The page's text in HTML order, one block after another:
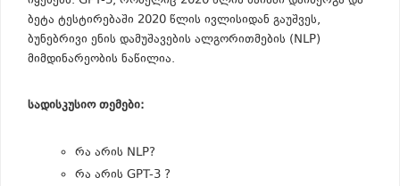
ბეტა ტესტირებაში 2020 წლის ივლისიდან გაუშვეს,
ბუნებრივი ენის დამუშავების ალგორითმების (NLP)
მიმდინარეობის ნაწილია.
სადისკუსიო თემები:
რა არის NLP?
რა არის GPT-3 ?